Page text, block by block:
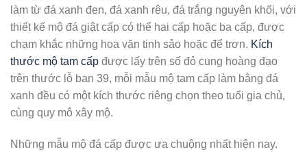
làm từ đá xanh đen, đá xanh rêu, đá trắng nguyên khối, với
thiết kế mộ đá giật cấp có thể hai cấp hoặc ba cấp, được
chạm khắc những hoa văn tinh sảo hoặc để trơn. Kích
thước mộ tam cấp được lấy trên số đỏ cung hoàng đạo
trên thước lỗ ban 39, mỗi mẫu mộ tam cấp làm bằng đá
xanh đều có một kích thước riêng chọn theo tuổi gia chủ,
cùng quy mô xây mộ.
Những mẫu mộ đá cấp được ưa chuộng nhất hiện nay.